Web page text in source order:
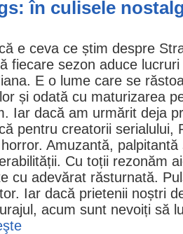
în culisele
e ceva ce știm despre
fiecare sezon aduce
E o lume care se
și odată cu maturizarea
Iar dacă am urmărit deja
pentru creatorii serialului,
horror. Amuzantă,
Cu toții rezonăm
cu adevărat răsturnată.
Iar dacă prietenii noștri
acum sunt nevoiți să